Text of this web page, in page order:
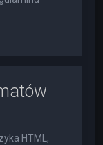
HTML,